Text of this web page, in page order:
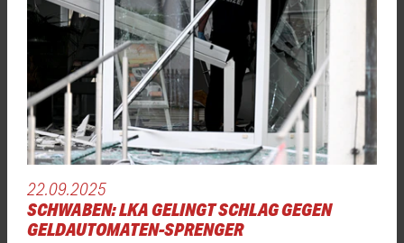
22.09.2025
SCHWABEN: LKA GELINGT SCHLAG GEGEN
GELDAUTOMATEN-SPRENGER